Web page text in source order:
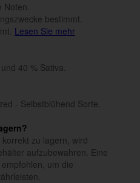
Noten.
bestimmt.
Lesen Sie mehr
40 % Sativa.
- Selbstblühend Sorte.
zu lagern, wird
aufzubewahren. Eine
um die